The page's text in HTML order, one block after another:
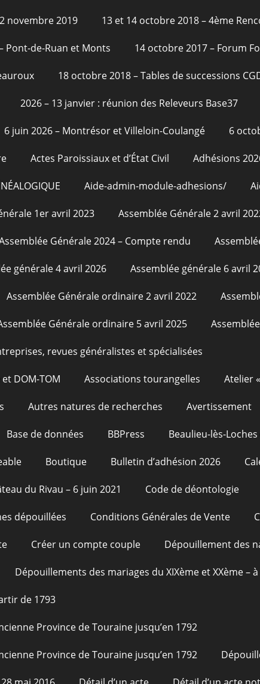
novembre 2019 13 et 14 octobre 2018 – 4ème
Pont-de-Ruan et Monts 14 octobre 2017 – Forum
18 octobre 2018 – Tables de successions
2026 – 13 janvier : réunion des Releveurs Base37
6 juin 2026 – Montrésor et Villeloin-Coulangé 6
Actes Paroissiaux et d’État Civil Adhésions
Aide-admin-module-adhesions/
1er avril 2023 Assemblée Générale 2 avril
Générale 2024 – Compte rendu
générale 4 avril 2026 Assemblée générale 6 avril
Assemblée Générale ordinaire 2 avril 2022
Générale ordinaire 5 avril 2025
revues généralistes et spécialisées
DOM-TOM Associations tourangelles Atelier
Autres natures de recherches Avertissement
Base de données BBPress Beaulieu-lès-
Boutique Bulletin d’adhésion 2026
du Rivau – 6 juin 2021 Code de déontologie
dépouillées Conditions Générales de Vente
Créer un compte couple Dépouillement des
Dépouillements des mariages du XIXème et XXème –
de 1793
Province de Touraine jusqu’en 1792
Province de Touraine jusqu’en 1792